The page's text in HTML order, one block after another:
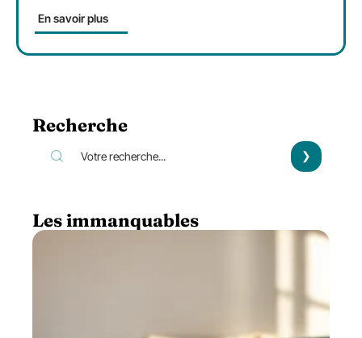
En savoir plus
Recherche
Les immanquables